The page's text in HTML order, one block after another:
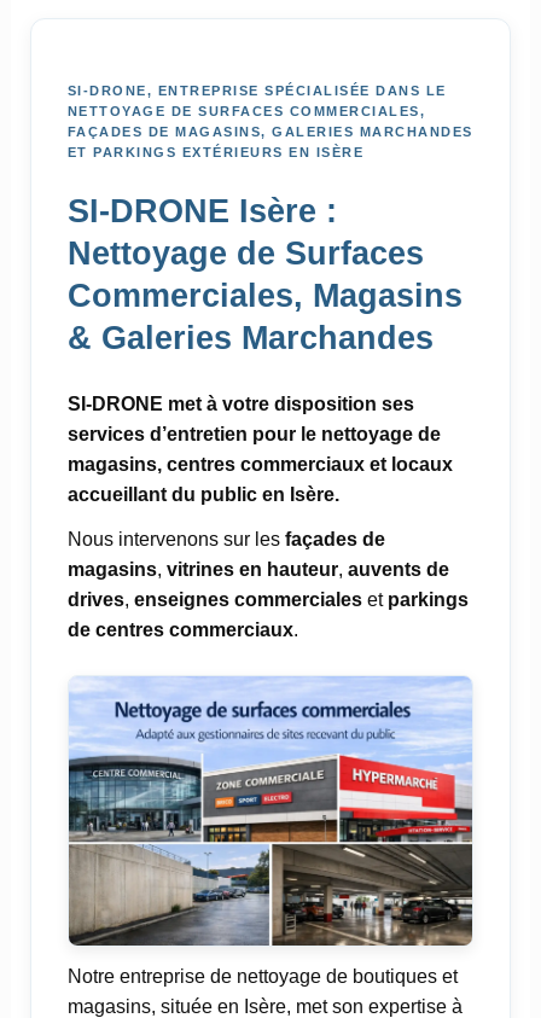
SI-DRONE, ENTREPRISE SPÉCIALISÉE DANS LE
NETTOYAGE DE SURFACES COMMERCIALES,
FAÇADES DE MAGASINS, GALERIES MARCHANDES
ET PARKINGS EXTÉRIEURS EN ISÈRE
SI-DRONE Isère :
Nettoyage de Surfaces
Commerciales, Magasins
& Galeries Marchandes
SI-DRONE met à votre disposition ses
services d’entretien pour le nettoyage de
magasins, centres commerciaux et locaux
accueillant du public en Isère.
Nous intervenons sur les façades de
magasins, vitrines en hauteur, auvents de
drives, enseignes commercialeset parkings
de centres commerciaux.
Notre entreprise de nettoyage de boutiques et
magasins, située en Isère, met son expertise à